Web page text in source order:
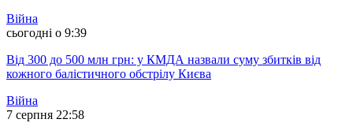
Війна
сьогодні о 9:39
Від 300 до 500 млн грн: у КМДА назвали суму збитків від
кожного балістичного обстрілу Києва
Війна
7 серпня 22:58